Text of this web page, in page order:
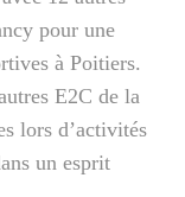
pour une
à Poitiers.
E2C de la
lors d’activités
un esprit